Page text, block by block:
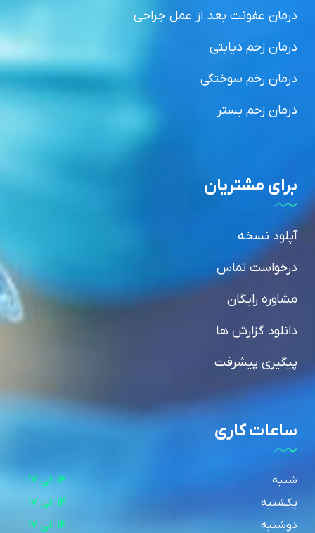
درمان عفونت بعد از عمل جراحی
درمان زخم دیابتی
درمان زخم سوختگی
درمان زخم بستر
برای مشتریان
آپلود نسخه
درخواست تماس
مشاوره رایگان
دانلود گزارش ها
پیگیری پیشرفت
ساعات کاری
شنبه
یکشنبه
دوشنبه